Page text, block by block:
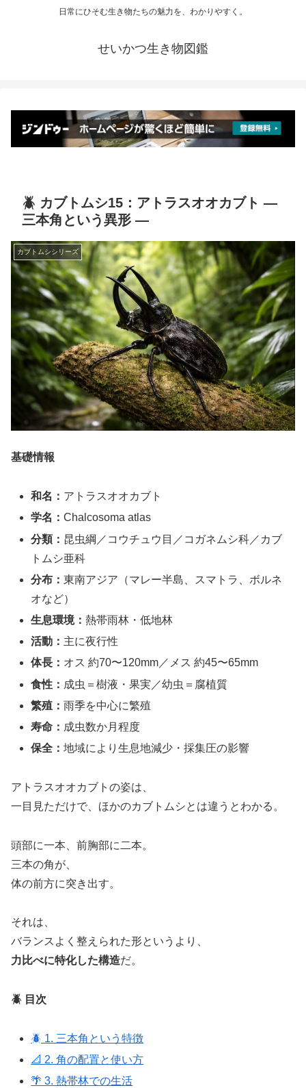
日常にひそむ生き物たちの魅力を、わかりやすく。
せいかつ生き物図鑑
🪲 カブトムシ15：アトラスオオカブト ―
三本角という異形 ―
カブトムシシリーズ
基礎情報
和名： アトラスオオカブト
学名：Chalcosoma atlas
分類： 昆虫綱／コウチュウ目／コガネムシ科／カブ
トムシ亜科
分布：東南アジア（マレー半島、スマトラ、ボルネ
オなど）
生息環境：熱帯雨林・低地林
活動： 主に夜行性
体長： オス 約70〜120mm／メス 約45〜65mm
食性： 成虫＝樹液・果実／幼虫＝腐植質
繁殖：雨季を中心に繁殖
寿命： 成虫数か月程度
保全：地域により生息地減少・採集圧の影響
アトラスオオカブトの姿は、
一目見ただけで、ほかのカブトムシとは違うとわかる。
頭部に一本、前胸部に二本。
三本の角が、
体の前方に突き出す。
それは、
バランスよく整えられた形というより、
力比べに特化した構造だ。
🪲 目次
🪲 1. 三本角という特徴
📐 2. 角の配置と使い方
🌴 3. 熱帯林での生活